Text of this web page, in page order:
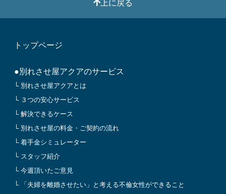
上に戻る
トップページ
●別れさせ屋アクアのサービス
└ 別れさせ屋アクアとは
└ ３つの安心サービス
└ 解決できるケース
└ 別れさせ屋の料金・ご契約の流れ
└ 着手金シミュレーター
└ スタッフ紹介
└ 今週頂いたご意見
└ 「夫婦を離婚させたい」と考える不倫女性ができること